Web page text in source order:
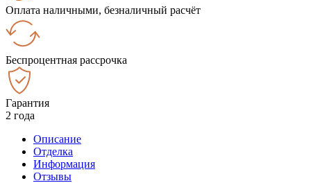
Оплата наличными, безналичный расчёт
Беспроцентная рассрочка
Гарантия
2 года
Описание
Отделка
Информация
Отзывы